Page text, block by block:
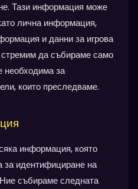
Тази информация може
лична информация,
и данни за игрова
стремим да събираме само
необходима за
които преследваме.
информация, която
за идентифициране на
събираме следната